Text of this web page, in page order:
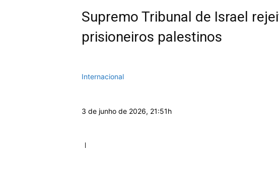
Supremo Tribunal de Israel
prisioneiros palestinos
Internacional
3 de junho de 2026, 21:51h